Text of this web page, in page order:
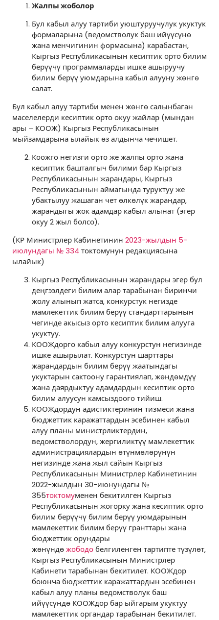
Жалпы жоболор
Бул кабыл алуу тартиби уюштуруучулук укуктук
формаларына (ведомстволук баш ийүүсүнө
жана менчигинин формасына) карабастан,
Кыргыз Республикасынын кесиптик орто билим
берүүчү программаларды ишке ашыруучу
билим берүү уюмдарына кабыл алууну жөнгө
салат.
Бул кабыл алуу тартиби менен жөнгө салынбаган
маселелерди кесиптик орто окуу жайлар (мындан
ары – КООЖ) Кыргыз Республикасынын
мыйзамдарына ылайык өз алдынча чечишет.
Коожго негизги орто же жалпы орто жана
кесиптик башталгыч билими бар Кыргыз
Республикасынын жарандары, Кыргыз
Республикасынын аймагында туруктуу же
убактылуу жашаган чет өлкөлүк жарандар,
жарандыгы жок адамдар кабыл алынат (эгер
окуу 2 жыл болсо).
(КР Министрлер Кабинетинин 2023-жылдын 5-
июлундагы № 334 токтомунун редакциясына
ылайык)
Кыргыз Республикасынын жарандары эгер бул
деңгээлдеги билим алар тарабынан биринчи
жолу алынып жатса, конкурстук негизде
мамлекеттик билим берүү стандарттарынын
чегинде акысыз орто кесиптик билим алууга
укуктуу.
КООЖдорго кабыл алуу конкурстун негизинде
ишке ашырылат. Конкурстун шарттары
жарандардын билим берүү жаатындагы
укуктарын сактоону гарантиялап, жөндөмдүү
жана даярдыктуу адамдардын кесиптик орто
билим алуусун камсыздоого тийиш.
КООЖдордун адистиктеринин тизмеси жана
бюджеттик каражаттардын эсебинен кабыл
алуу планы министрликтердин,
ведомстволордун, жергиликтүү мамлекеттик
администрациялардын өтүнмөлөрүнүн
негизинде жана жыл сайын Кыргыз
Республикасынын Министрлер Кабинетинин
2022-жылдын 30-июнундагы №
355токтомуменен бекитилген Кыргыз
Республикасынын жогорку жана кесиптик орто
билим берүүчү билим берүү уюмдарынын
мамлекеттик билим берүү гранттары жана
бюджеттик орундары
жөнүндөжободобелгиленген тартипте түзүлөт,
Кыргыз Республикасынын Министрлер
Кабинети тарабынан бекитилет. КООЖдор
боюнча бюджеттик каражаттардын эсебинен
кабыл алуу планы ведомстволук баш
ийүүсүндө КООЖдор бар ыйгарым укуктуу
мамлекеттик органдар тарабынан бекитилет.